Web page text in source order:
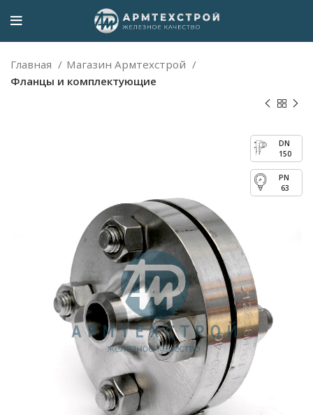
Главная
Магазин Армтехстрой
Фланцы и комплектующие
150
63